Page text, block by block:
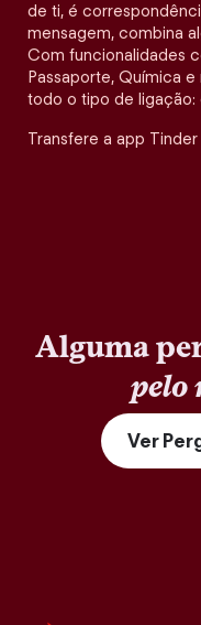
de ti, é
mensagem, combina
Com funcionalidades
Passaporte, Química
todo o tipo de ligação:
Transfere a app
Alguma
pelo
Ver